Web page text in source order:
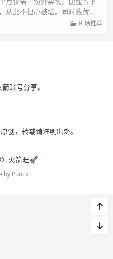
从此不担心被墙。同时收藏…
机场推荐
账号分享。
创，转载请注明出处。
火箭旺🚀
by Puock